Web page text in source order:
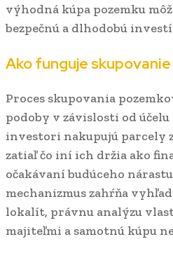
výhodná kúpa pozemku
bezpečnú a dlhodobú
Ako funguje
Proces skupovania
podoby v závislosti od
investori nakupujú parcely
zatiaľ čo iní ich držia ako
očakávaní budúceho
mechanizmus zahŕňa
lokalít, právnu analýzu
majiteľmi a samotnú kúpu